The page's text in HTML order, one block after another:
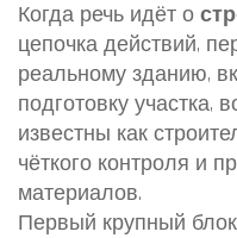
Когда речь идёт о
цепочка действий,
реальному зданию,
подготовку участка,
известны как
чёткого контроля и
материалов.
Первый крупный